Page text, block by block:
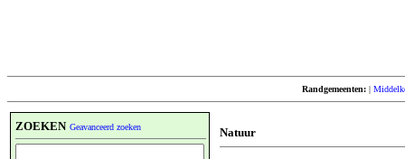
Randgemeenten: |
ZOEKEN Geavanceerd zoeken Natuur